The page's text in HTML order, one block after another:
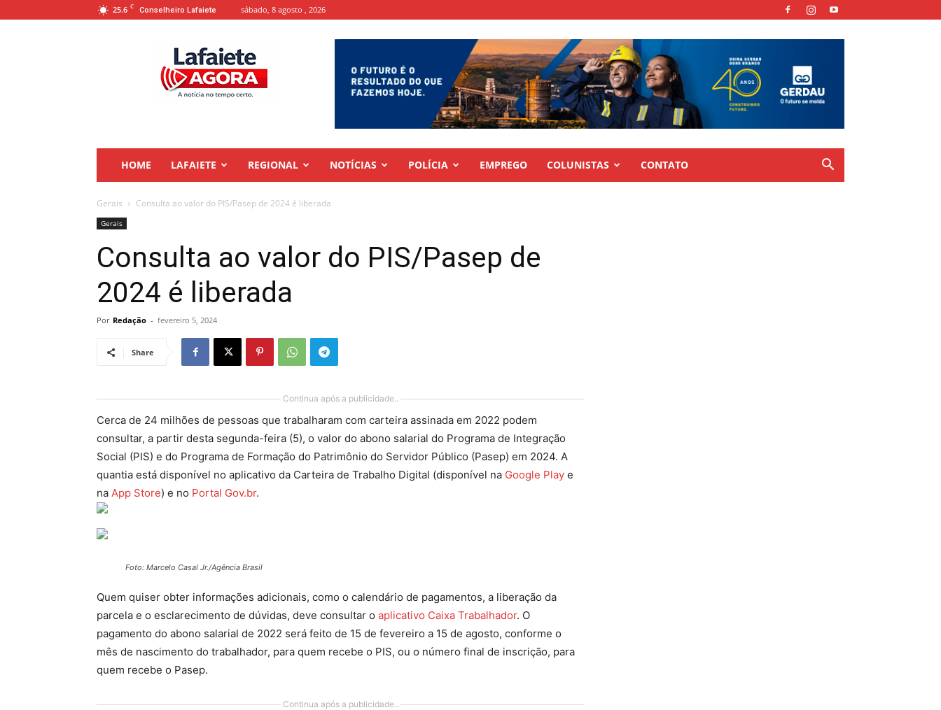
25.6 C Conselheiro Lafaiete sábado, 8 agosto , 2026
HOME LAFAIETE REGIONAL NOTÍCIAS POLÍCIA EMPREGO COLUNISTAS CONTATO
Gerais Consulta ao valor do PIS/Pasep de 2024 é liberada
Gerais
Consulta ao valor do PIS/Pasep de
2024 é liberada
Por Redação - fevereiro 5, 2024
Share
Continua após a publicidade..
Cerca de 24 milhões de pessoas que trabalharam com carteira assinada em 2022 podem
consultar, a partir desta segunda-feira (5), o valor do abono salarial do Programa de Integração
Social (PIS) e do Programa de Formação do Patrimônio do Servidor Público (Pasep) em 2024. A
quantia está disponível no aplicativo da Carteira de Trabalho Digital (disponível na Google Play e
na App Store) e no Portal Gov.br.
Foto: Marcelo Casal Jr./Agência Brasil
Quem quiser obter informações adicionais, como o calendário de pagamentos, a liberação da
parcela e o esclarecimento de dúvidas, deve consultar o aplicativo Caixa Trabalhador. O
pagamento do abono salarial de 2022 será feito de 15 de fevereiro a 15 de agosto, conforme o
mês de nascimento do trabalhador, para quem recebe o PIS, ou o número final de inscrição, para
quem recebe o Pasep.
Continua após a publicidade..